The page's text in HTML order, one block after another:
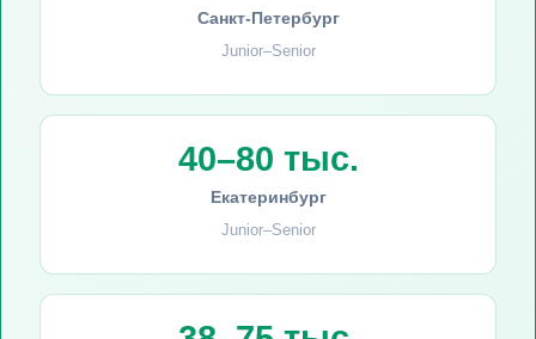
Санкт-Петербург
Junior–Senior
40–80 тыс.
Екатеринбург
Junior–Senior